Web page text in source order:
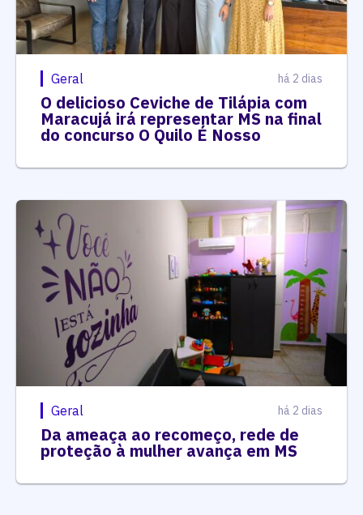
Geral há 2 dias
O delicioso Ceviche de Tilápia com
Maracujá irá representar MS na final
do concurso O Quilo É Nosso
Geral há 2 dias
Da ameaça ao recomeço, rede de
proteção à mulher avança em MS